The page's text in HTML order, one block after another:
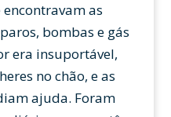
as
bombas e gás
era insuportável,
no chão, e as
ajuda. Foram